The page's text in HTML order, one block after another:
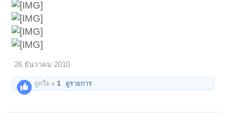
26 ธันวาคม 2010
ถูกใจ x 1 ดูรายการ